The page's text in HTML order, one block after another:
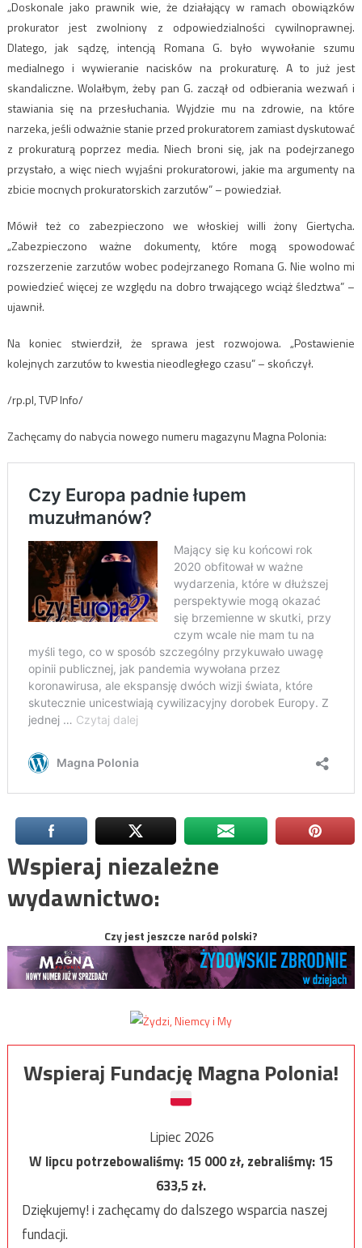
„Doskonale jako prawnik wie, że działający w ramach obowiązków
prokurator jest zwolniony z odpowiedzialności cywilnoprawnej.
Dlatego, jak sądzę, intencją Romana G. było wywołanie szumu
medialnego i wywieranie nacisków na prokuraturę. A to już jest
skandaliczne. Wolałbym, żeby pan G. zaczął od odbierania wezwań i
stawiania się na przesłuchania. Wyjdzie mu na zdrowie, na które
narzeka, jeśli odważnie stanie przed prokuratorem zamiast dyskutować
z prokuraturą poprzez media. Niech broni się, jak na podejrzanego
przystało, a więc niech wyjaśni prokuratorowi, jakie ma argumenty na
zbicie mocnych prokuratorskich zarzutów” – powiedział.
Mówił też co zabezpieczono we włoskiej willi żony Giertycha.
„Zabezpieczono ważne dokumenty, które mogą spowodować
rozszerzenie zarzutów wobec podejrzanego Romana G. Nie wolno mi
powiedzieć więcej ze względu na dobro trwającego wciąż śledztwa” –
ujawnił.
Na koniec stwierdził, że sprawa jest rozwojowa. „Postawienie
kolejnych zarzutów to kwestia nieodległego czasu” – skończył.
/rp.pl, TVP Info/
Zachęcamy do nabycia nowego numeru magazynu Magna Polonia:
Wspieraj niezależne
wydawnictwo:
Czy jest jeszcze naród polski?
Wspieraj Fundację Magna Polonia!
Lipiec 2026
W lipcu potrzebowaliśmy:15 000zł, zebraliśmy:15
633,5zł.
Dziękujemy! i zachęcamy do dalszego wsparcia naszej
fundacji.